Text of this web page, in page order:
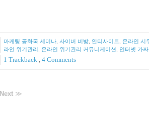
마케팅 공화국 세미나, 사이버 비방, 안티사이트
온라인 시
라인 위기관리
온라인 위기관리 커뮤니케이션
인터넷 가
1 Trackback 4Comments
Next ≫